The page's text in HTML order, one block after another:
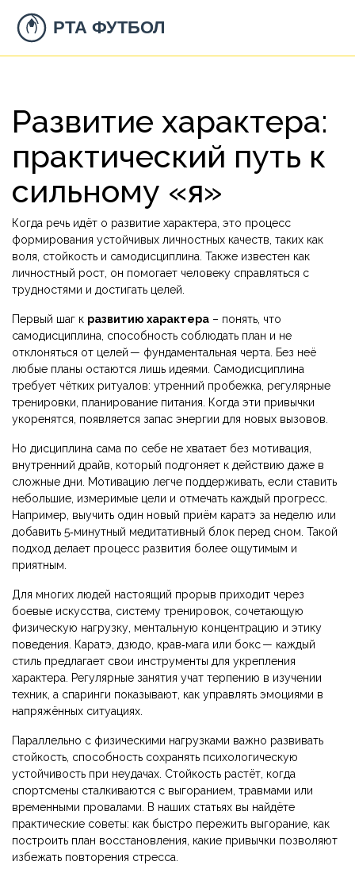
Развитие характера:
практический путь к
сильному «я»
Когда речь идёт о развитие характера это процесс
формирования устойчивых личностных качеств, таких как
воля, стойкость и самодисциплина . Также известен как
личностный рост , он помогает человеку справляться с
трудностями и достигать целей.
Первый шаг к развитию характера – понять, что
самодисциплина способность соблюдать план и не
отклоняться от целей — фундаментальная черта. Без неё
любые планы остаются лишь идеями. Самодисциплина
требует чётких ритуалов: утренний пробежка, регулярные
тренировки, планирование питания. Когда эти привычки
укоренятся, появляется запас энергии для новых вызовов.
Но дисциплина сама по себе не хватает без мотивация
внутренний драйв, который подгоняет к действию даже в
сложные дни . Мотивацию легче поддерживать, если ставить
небольшие, измеримые цели и отмечать каждый прогресс.
Например, выучить один новый приём каратэ за неделю или
добавить 5‑минутный медитативный блок перед сном. Такой
подход делает процесс развития более ощутимым и
приятным.
Для многих людей настоящий прорыв приходит через
боевые искусства систему тренировок, сочетающую
физическую нагрузку, ментальную концентрацию и этику
поведения . Каратэ, дзюдо, крав‑мага или бокc — каждый
стиль предлагает свои инструменты для укрепления
характера. Регулярные занятия учат терпению в изучении
техник, а спаринги показывают, как управлять эмоциями в
напряжённых ситуациях.
Параллельно с физическими нагрузками важно развивать
стойкость способность сохранять психологическую
устойчивость при неудачах . Стойкость растёт, когда
спортсмены сталкиваются с выгоранием, травмами или
временными провалами. В наших статьях вы найдёте
практические советы: как быстро пережить выгорание, как
построить план восстановления, какие привычки позволяют
избежать повторения стресса.